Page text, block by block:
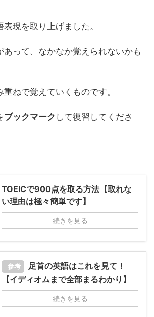
現を取り上げました。
あって、なかなか覚えられないかも
ねで覚えていくものです。
ブックマーク して復習してくださ
TOEICで900点を取る方法【取れな
い理由は極々簡単です】
続きを見る
参考
足首の英語はこれを見て！
【イディオムまで全部まるわかり】
続きを見る